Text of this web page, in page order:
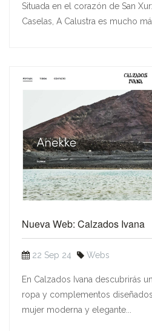
Situada en el corazón de San
Caselas, A Calustra es mucho
Nueva Web: Calzados Ivana
22 Sep 24 Webs
En Calzados Ivana descubrirás
ropa y complementos
mujer moderna y elegante...